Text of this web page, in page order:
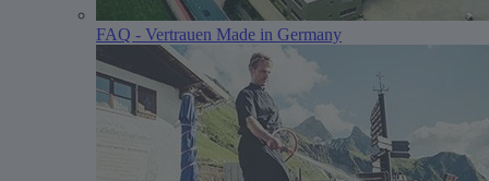
FAQ - Vertrauen Made in Germany